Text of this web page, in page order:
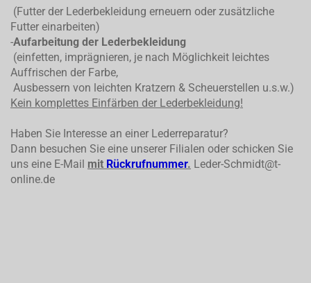
(Futter der Lederbekleidung erneuern oder zusätzliche
Futter einarbeiten)
-Aufarbeitung der Lederbekleidung
(einfetten, imprägnieren, je nach Möglichkeit leichtes
Auffrischen der Farbe,
Ausbessern von leichten Kratzern & Scheuerstellen u.s.w.)
Kein komplettes Einfärben der Lederbekleidung!
Haben Sie Interesse an einer Lederreparatur?
Dann besuchen Sie eine unserer Filialen oder schicken Sie
uns eine E-Mail mit Rückrufnummer. Leder-Schmidt@t-
online.de